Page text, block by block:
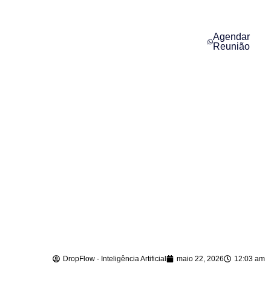
Agendar
Reunião
DropFlow - Inteligência Artificial maio 22, 2026 12:03 am